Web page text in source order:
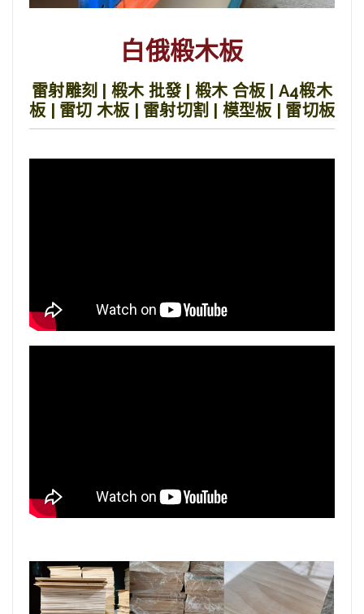
白俄椴木板
雷射雕刻 | 椴木 批發 | 椴木 合板 | A4椴木
板 | 雷切 木板 | 雷射切割 | 模型板 | 雷切板